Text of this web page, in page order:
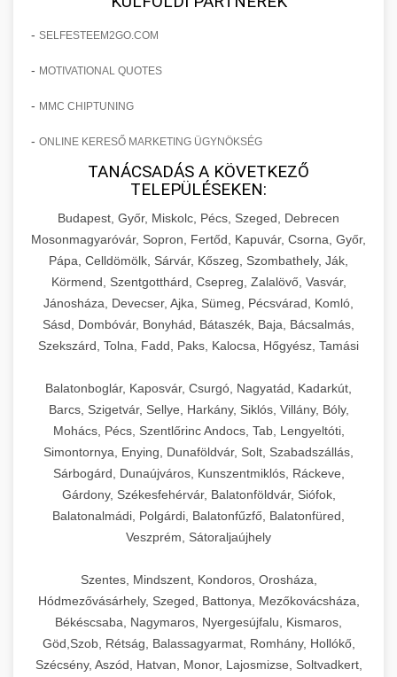
- SELFESTEEM2GO.COM
- MOTIVATIONAL QUOTES
- MMC CHIPTUNING
- ONLINE KERESŐ MARKETING ÜGYNÖKSÉG
TANÁCSADÁS A KÖVETKEZŐ
TELEPÜLÉSEKEN:
Budapest, Győr, Miskolc, Pécs, Szeged, Debrecen
Mosonmagyaróvár, Sopron, Fertőd, Kapuvár, Csorna, Győr,
Pápa, Celldömölk, Sárvár, Kőszeg, Szombathely, Ják,
Körmend, Szentgotthárd, Csepreg, Zalalövő, Vasvár,
Jánosháza, Devecser, Ajka, Sümeg, Pécsvárad, Komló,
Sásd, Dombóvár, Bonyhád, Bátaszék, Baja, Bácsalmás,
Szekszárd, Tolna, Fadd, Paks, Kalocsa, Hőgyész, Tamási
Balatonboglár, Kaposvár, Csurgó, Nagyatád, Kadarkút,
Barcs, Szigetvár, Sellye, Harkány, Siklós, Villány, Bóly,
Mohács, Pécs, Szentlőrinc Andocs, Tab, Lengyeltóti,
Simontornya, Enying, Dunaföldvár, Solt, Szabadszállás,
Sárbogárd, Dunaújváros, Kunszentmiklós, Ráckeve,
Gárdony, Székesfehérvár, Balatonföldvár, Siófok,
Balatonalmádi, Polgárdi, Balatonfűzfő, Balatonfüred,
Veszprém, Sátoraljaújhely
Szentes, Mindszent, Kondoros, Orosháza,
Hódmezővásárhely, Szeged, Battonya, Mezőkovácsháza,
Békéscsaba, Nagymaros, Nyergesújfalu, Kismaros,
Göd,Szob, Rétság, Balassagyarmat, Romhány, Hollókő,
Szécsény, Aszód, Hatvan, Monor, Lajosmizse, Soltvadkert,